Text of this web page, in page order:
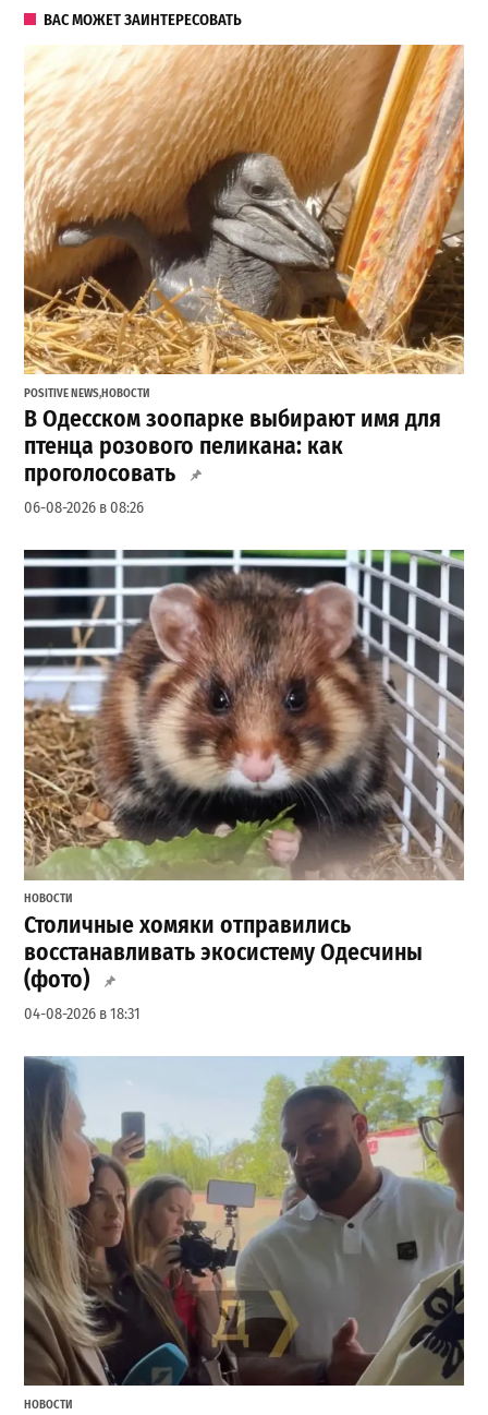
ВАС МОЖЕТ ЗАИНТЕРЕСОВАТЬ
POSITIVE NEWS,НОВОСТИ
В Одесском зоопарке выбирают имя для
птенца розового пеликана: как
проголосовать
06-08-2026 в 08:26
НОВОСТИ
Столичные хомяки отправились
восстанавливать экосистему Одесчины
(фото)
04-08-2026 в 18:31
НОВОСТИ